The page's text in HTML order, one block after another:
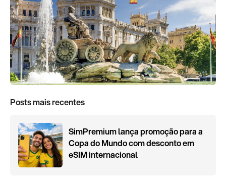
Posts mais recentes
SimPremium lança promoção para a
Copa do Mundo com desconto em
eSIM internacional